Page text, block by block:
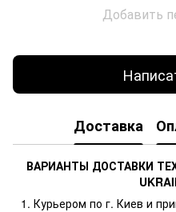
Добавить
Доставка
ВАРИАНТЫ ДОСТАВКИ
Курьером по г. Киев и